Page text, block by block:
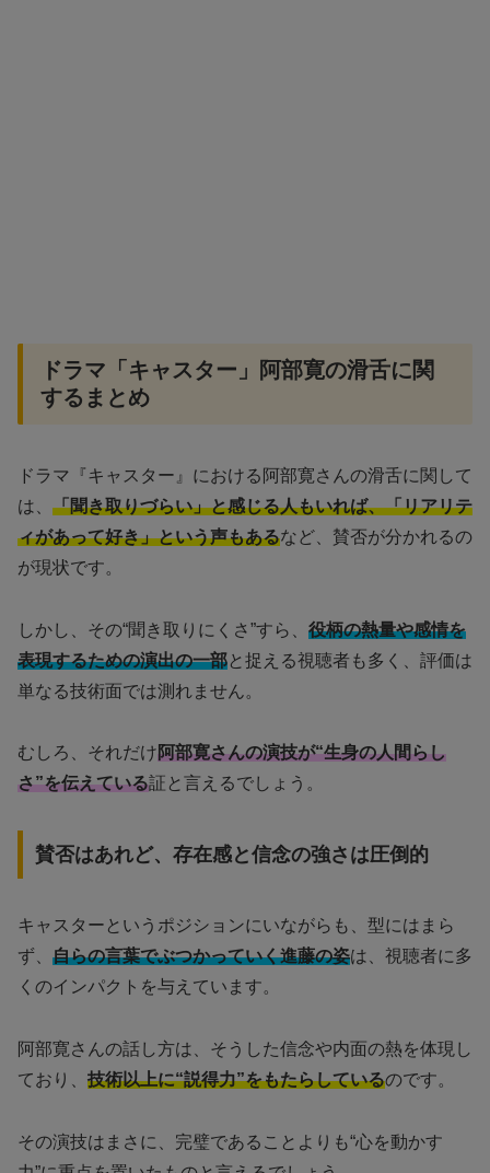
ドラマ「キャスター」阿部寛の滑舌に関
するまとめ
ドラマ『キャスター』における阿部寛さんの滑舌に関して
は、 「聞き取りづらい」と感じる人もいれば、「リアリテ
ィがあって好き」という声もあるなど、賛否が分かれるの
が現状です。
しかし、その“聞き取りにくさ”すら、 役柄の熱量や感情を
表現するための演出の一部と捉える視聴者も多く、評価は
単なる技術面では測れません。
むしろ、それだけ阿部寛さんの演技が“生身の人間らし
さ”を伝えている証と言えるでしょう。
賛否はあれど、存在感と信念の強さは圧倒的
キャスターというポジションにいながらも、型にはまら
ず、 自らの言葉でぶつかっていく進藤の姿は、視聴者に多
くのインパクトを与えています。
阿部寛さんの話し方は、そうした信念や内面の熱を体現し
ており、 技術以上に“説得力”をもたらしているのです。
その演技はまさに、完璧であることよりも“心を動かす